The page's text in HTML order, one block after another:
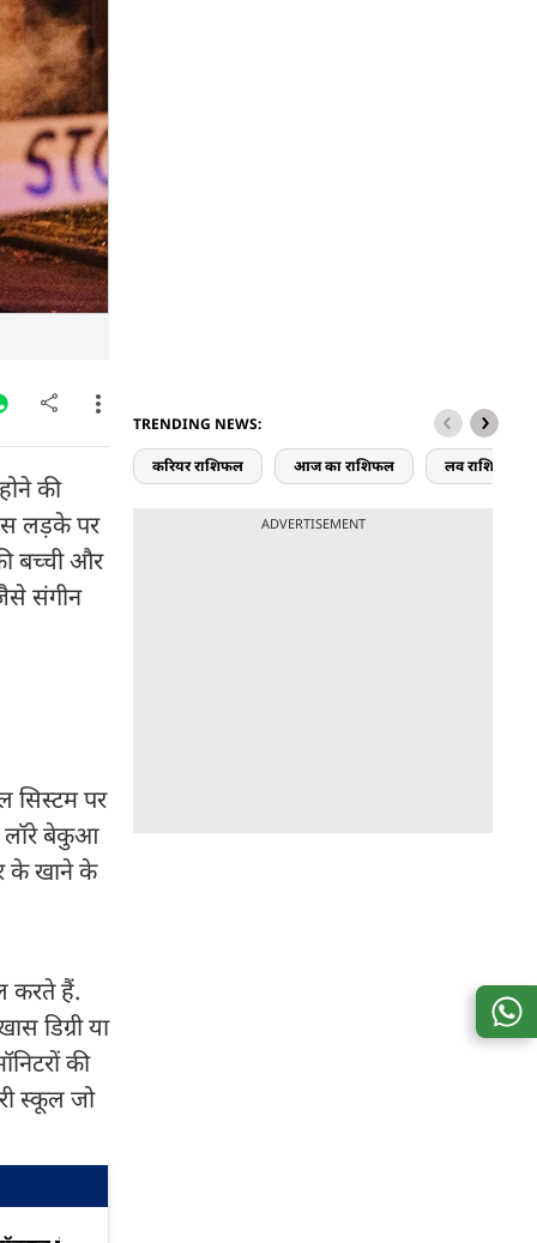
की
लड़के पर
बच्ची और
संगीन
सिस्टम पर
लॉरे बेकुआ
के खाने के
करते हैं.
डिग्री या
की
स्कूल जो
TRENDING NEWS:
करियर राशिफल आज का राशिफल लव राशिफल
ADVERTISEMENT